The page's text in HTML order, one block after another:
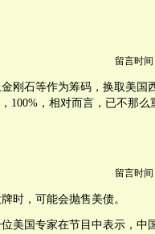
留言时间
刚石等作为筹码，换取美国
100%，相对而言，已不那么
留言时间
时，可能会抛售美债。
美国专家在节目中表示，中